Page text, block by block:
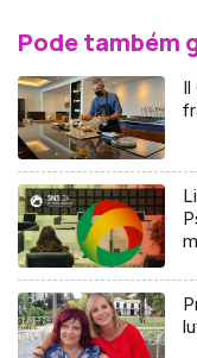
Pode também
Il